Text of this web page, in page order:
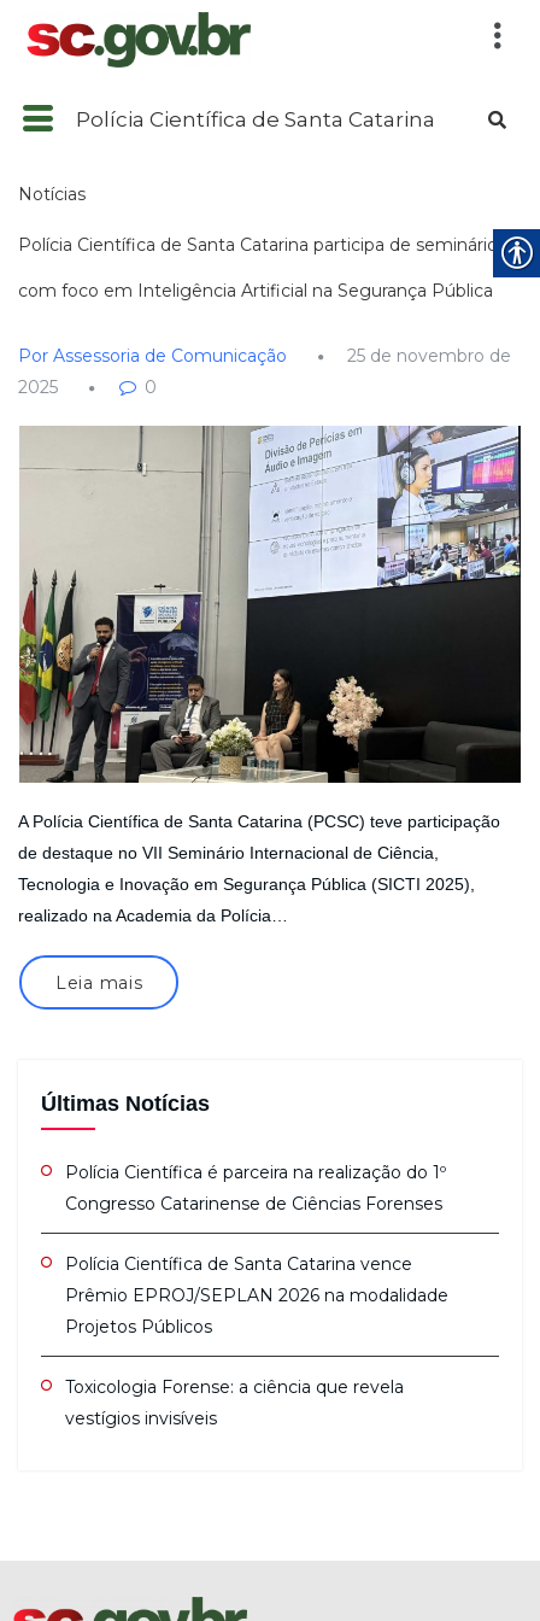
Polícia Científica de Santa Catarina
Notícias
Polícia Científica de Santa Catarina participa de seminário
com foco em Inteligência Artificial na Segurança Pública
Por Assessoria de Comunicação
25 de novembro de
2025
0
A Polícia Científica de Santa Catarina (PCSC) teve participação
de destaque no VII Seminário Internacional de Ciência,
Tecnologia e Inovação em Segurança Pública (SICTI 2025),
realizado na Academia da Polícia…
Leia mais
Últimas Notícias
Polícia Científica é parceira na realização do 1º
Congresso Catarinense de Ciências Forenses
Polícia Científica de Santa Catarina vence
Prêmio EPROJ/SEPLAN 2026 na modalidade
Projetos Públicos
Toxicologia Forense: a ciência que revela
vestígios invisíveis